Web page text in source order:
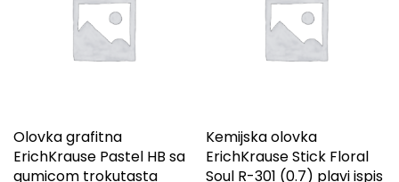
Olovka grafitna
ErichKrause Pastel HB sa
gumicom trokutasta
Kemijska olovka
ErichKrause Stick Floral
Soul R-301 (0.7) plavi ispis